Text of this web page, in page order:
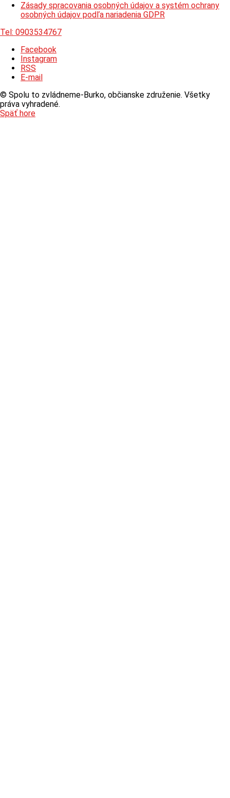
Zásady spracovania osobných údajov a systém ochrany
osobných údajov podľa nariadenia GDPR
Tel: 0903534767
Facebook
Instagram
RSS
E-mail
© Spolu to zvládneme-Burko, občianske združenie. Všetky
práva vyhradené.
Späť hore